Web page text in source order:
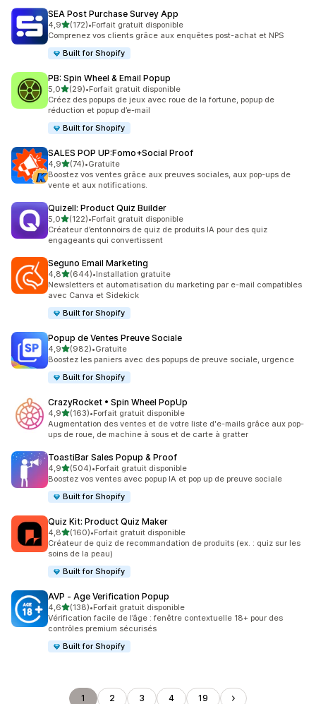
SEA Post Purchase Survey App
4,9étoile(s) sur 5
(172)
172 avis au total
•Forfait gratuit disponible
Comprenez vos clients grâce aux enquêtes post-achat et NPS
Built for Shopify
PB: Spin Wheel & Email Popup
5,0étoile(s) sur 5
(29)
29 avis au total
•Forfait gratuit disponible
Créez des popups de jeux avec roue de la fortune, popup de
réduction et popup d’e-mail
Built for Shopify
SALES POP UP:Fomo+Social Proof
4,9étoile(s) sur 5
(74)
74 avis au total
•Gratuite
Boostez vos ventes grâce aux preuves sociales, aux pop-ups de
vente et aux notifications.
Quizell: Product Quiz Builder
5,0étoile(s) sur 5
(122)
122 avis au total
•Forfait gratuit disponible
Créateur d’entonnoirs de quiz de produits IA pour des quiz
engageants qui convertissent
Seguno Email Marketing
4,8étoile(s) sur 5
(644)
644 avis au total
•Installation gratuite
Newsletters et automatisation du marketing par e-mail compatibles
avec Canva et Sidekick
Built for Shopify
Popup de Ventes Preuve Sociale
4,9étoile(s) sur 5
(982)
982 avis au total
•Gratuite
Boostez les paniers avec des popups de preuve sociale, urgence
Built for Shopify
CrazyRocket • Spin Wheel PopUp
4,9étoile(s) sur 5
(163)
163 avis au total
•Forfait gratuit disponible
Augmentation des ventes et de votre liste d'e-mails grâce aux pop-
ups de roue, de machine à sous et de carte à gratter
ToastiBar Sales Popup & Proof
4,9étoile(s) sur 5
(504)
504 avis au total
•Forfait gratuit disponible
Boostez vos ventes avec popup IA et pop up de preuve sociale
Built for Shopify
Quiz Kit: Product Quiz Maker
4,8étoile(s) sur 5
(160)
160 avis au total
•Forfait gratuit disponible
Créateur de quiz de recommandation de produits (ex. : quiz sur les
soins de la peau)
Built for Shopify
AVP ‑ Age Verification Popup
4,6étoile(s) sur 5
(138)
138 avis au total
•Forfait gratuit disponible
Vérification facile de l’âge : fenêtre contextuelle 18+ pour des
contrôles premium sécurisés
Built for Shopify
1 2 3 4 19